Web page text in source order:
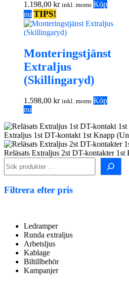
1.198,00 kr inkl. moms Köp
nu TIPS!
Monteringstjänst
Extraljus
(Skillingaryd)
1.598,00 kr inkl. moms Köp
nu
Extraljus 1st DT-kontakt 1st Knapp
Reläsats Extraljus 2st DT-kontakter
Filtrera efter pris
Ledramper
Runda extraljus
Arbetsljus
Kablage
Biltillbehör
Kampanjer